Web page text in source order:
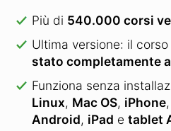
Più di 540.000 corsi
Ultima versione: il
stato completamente
Funziona senza
Linux, Mac OS, iPhone,
Android, iPad e tablet